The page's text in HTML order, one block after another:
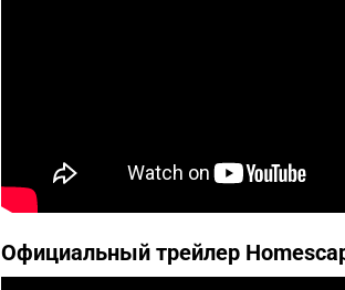
Официальный трейлер